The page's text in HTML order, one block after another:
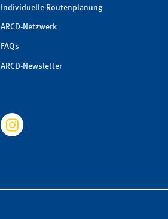
Individuelle Routenplanung
ARCD-Netzwerk
FAQs
ARCD-Newsletter